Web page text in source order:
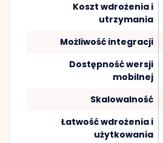
Koszt wdrożenia i
utrzymania
Możliwość integracji
Dostępność wersji
mobilnej
Skalowalność
Łatwość wdrożenia i
użytkowania